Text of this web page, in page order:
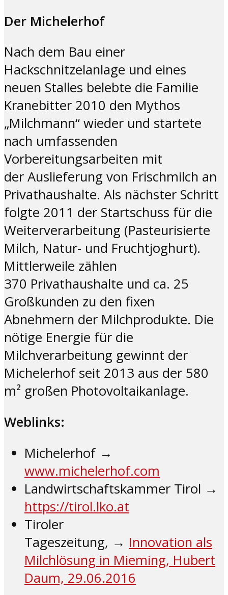
Der Michelerhof
Nach dem Bau einer
Hackschnitzelanlage und eines
neuen Stalles belebte die Familie
Kranebitter 2010 den Mythos
„Milchmann“ wieder und startete
nach umfassenden
Vorbereitungsarbeiten mit
der Auslieferung von Frischmilch an
Privathaushalte. Als nächster Schritt
folgte 2011 der Startschuss für die
Weiterverarbeitung (Pasteurisierte
Milch, Natur- und Fruchtjoghurt).
Mittlerweile zählen
370 Privathaushalte und ca. 25
Großkunden zu den fixen
Abnehmern der Milchprodukte. Die
nötige Energie für die
Milchverarbeitung gewinnt der
Michelerhof seit 2013 aus der 580
m² großen Photovoltaikanlage.
Weblinks:
Michelerhof →
www.michelerhof.com
Landwirtschaftskammer Tirol →
https://tirol.lko.at
Tiroler
Tageszeitung, → Innovation als
Milchlösung in Mieming, Hubert
Daum, 29.06.2016